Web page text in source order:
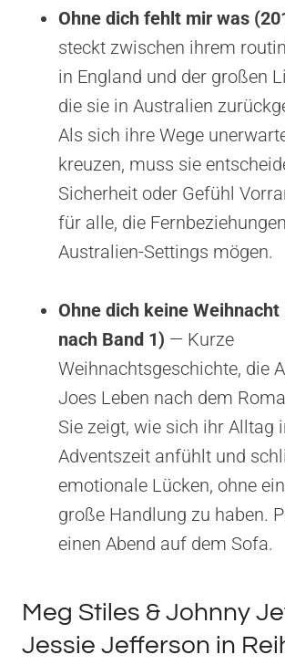
Ohne dich fehlt mir was
steckt zwischen ihrem
in England und der großen
die sie in Australien
Als sich ihre Wege
kreuzen, muss sie
Sicherheit oder Gefühl
für alle, die
Australien-Settings mögen.
Ohne dich keine
nach Band 1) — Kurze
Weihnachtsgeschichte, die
Joes Leben nach dem
Sie zeigt, wie sich ihr Alltag
Adventszeit anfühlt und
emotionale Lücken, ohne
große Handlung zu haben.
einen Abend auf dem Sofa.
Meg Stiles & Johnny
Jessie Jefferson in